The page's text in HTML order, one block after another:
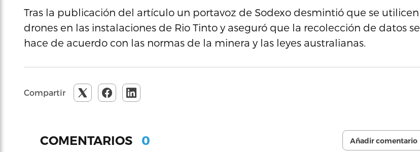
Tras la publicación del artículo un portavoz de Sodexo desmintió que se utilicen
drones en las instalaciones de Rio Tinto y aseguró que la recolección de datos se
hace de acuerdo con las normas de la minera y las leyes australianas.
Compartir
COMENTARIOS 0 Añadir comentario